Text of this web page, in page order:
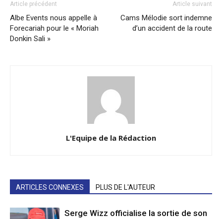
Article précédent
Albe Events nous appelle à
Forecariah pour le « Moriah
Donkin Sali »
Article suivant
Cams Mélodie sort indemne
d’un accident de la route
L'Equipe de la Rédaction
ARTICLES CONNEXES PLUS DE L'AUTEUR
Serge Wizz officialise la sortie de son